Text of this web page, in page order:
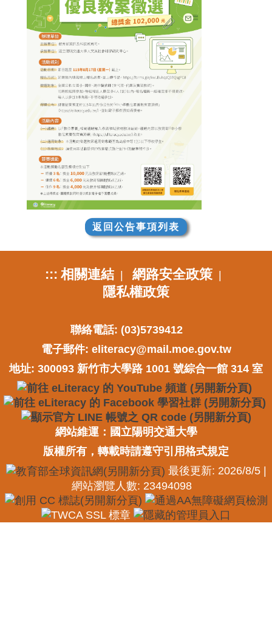
返回公告事項列表
::: 相關連結| 網路安全政策|
隱私權政策
聯絡電話: (03)5739412
電子郵件: eliteracy@mail.moe.gov.tw
地址: 300093 新竹市大學路 1001 號綜合一館 314 室
網站維運：國立陽明交通大學
版權所有，轉載時請遵守引用格式規定
最後更新: 2026/8/5 |
網站瀏覽人數: 23494098